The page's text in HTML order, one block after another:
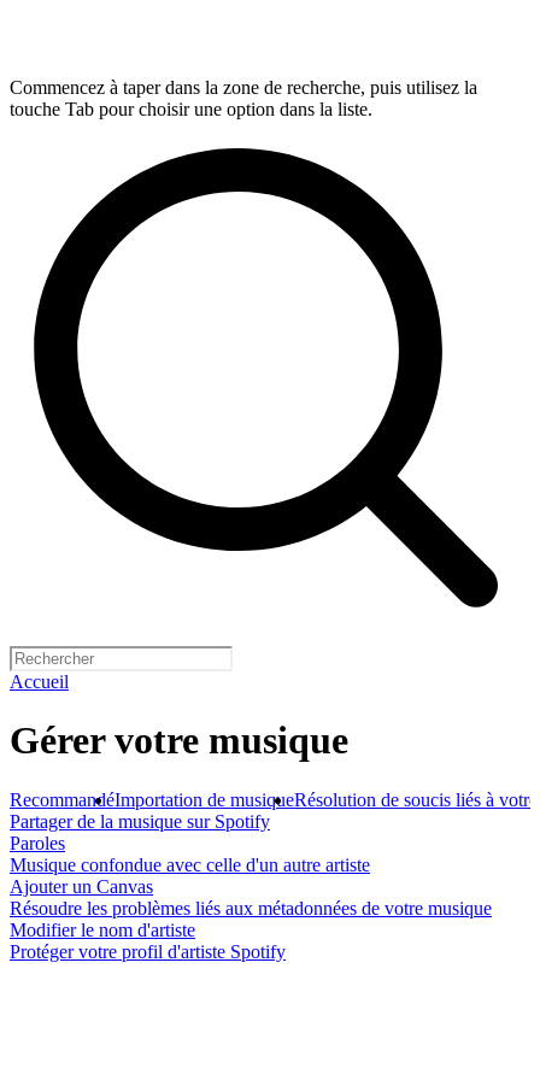
Commencez à taper dans la zone de recherche, puis utilisez la
touche Tab pour choisir une option dans la liste.
Accueil
Gérer votre musique
RecommandéImportation de musiqueRésolution de soucis liés à
Partager de la musique sur Spotify
Paroles
Musique confondue avec celle d'un autre artiste
Ajouter un Canvas
Résoudre les problèmes liés aux métadonnées de votre musique
Modifier le nom d'artiste
Protéger votre profil d'artiste Spotify